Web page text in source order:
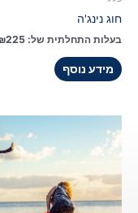
חוג נינג'ה
בעלות התחלתית של: 225
מידע נוסף